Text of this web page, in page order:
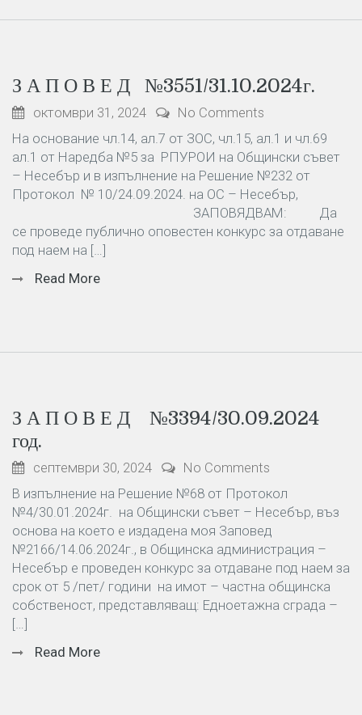
З А П О В Е Д №3551/31.10.2024г.
октомври 31, 2024
No Comments
На основание чл.14, ал.7 от ЗОС, чл.15, ал.1 и чл.69
ал.1 от Наредба №5 за РПУРОИ на Общински съвет
– Несебър и в изпълнение на Решение №232 от
Протокол № 10/24.09.2024. на ОС – Несебър,
ЗАПОВЯДВАМ: Да
се проведе публично оповестен конкурс за отдаване
под наем на […]
Read More
З А П О В Е Д №3394/30.09.2024
год.
септември 30, 2024
No Comments
В изпълнение на Решение №68 от Протокол
№4/30.01.2024г. на Общински съвет – Несебър, въз
основа на което е издадена моя Заповед
№2166/14.06.2024г., в Общинска администрация –
Несебър е проведен конкурс за отдаване под наем за
срок от 5 /пет/ години на имот – частна общинска
собственост, представляващ: Едноетажна сграда –
[…]
Read More